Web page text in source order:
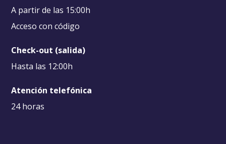
A partir de las 15:00h
Acceso con código
Check-out (salida)
Hasta las 12:00h
Atención telefónica
24 horas